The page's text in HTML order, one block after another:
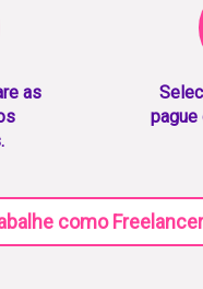
as
pague
como Freelancer